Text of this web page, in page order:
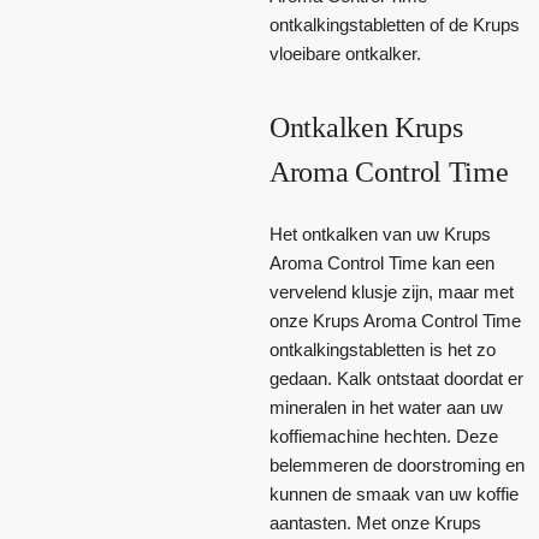
ontkalkingstabletten of de Krups
vloeibare ontkalker.
Ontkalken Krups
Aroma Control Time
Het ontkalken van uw Krups
Aroma Control Time kan een
vervelend klusje zijn, maar met
onze Krups Aroma Control Time
ontkalkingstabletten is het zo
gedaan. Kalk ontstaat doordat er
mineralen in het water aan uw
koffiemachine hechten. Deze
belemmeren de doorstroming en
kunnen de smaak van uw koffie
aantasten. Met onze Krups